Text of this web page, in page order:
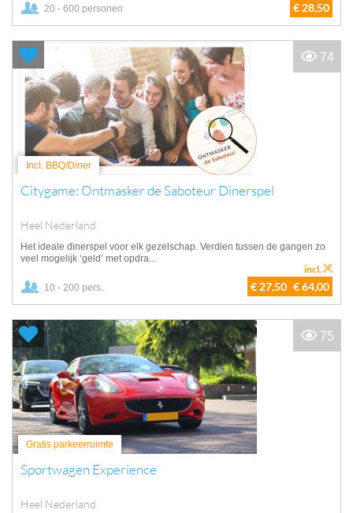
20 - 600 personen € 28,50
Incl. BBQ/Diner
Citygame: Ontmasker de Saboteur Dinerspel
Heel Nederland
Het ideale dinerspel voor elk gezelschap. Verdien tussen de gangen zo
veel mogelijk ‘geld’ met opdra...
10 - 200 pers. € 27,50 € 64,00
incl.
74
Gratis parkeerruimte
Sportwagen Experience
Heel Nederland
75